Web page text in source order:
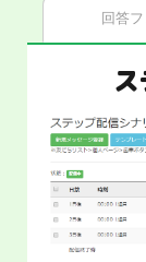
回答